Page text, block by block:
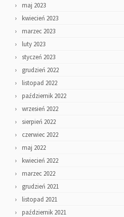
maj 2023
kwiecień 2023
marzec 2023
luty 2023
styczeń 2023
grudzień 2022
listopad 2022
październik 2022
wrzesień 2022
sierpień 2022
czerwiec 2022
maj 2022
kwiecień 2022
marzec 2022
grudzień 2021
listopad 2021
październik 2021